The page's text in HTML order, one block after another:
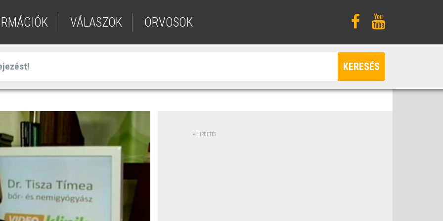
VÁLASZOK ORVOSOK
KERESÉS
HIRDETÉS